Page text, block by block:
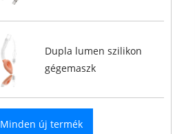
Dupla lumen szilikon
gégemaszk
Minden új termék